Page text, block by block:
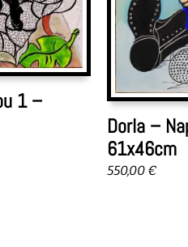
1 –
Dorla –
61x46cm
550,00 €